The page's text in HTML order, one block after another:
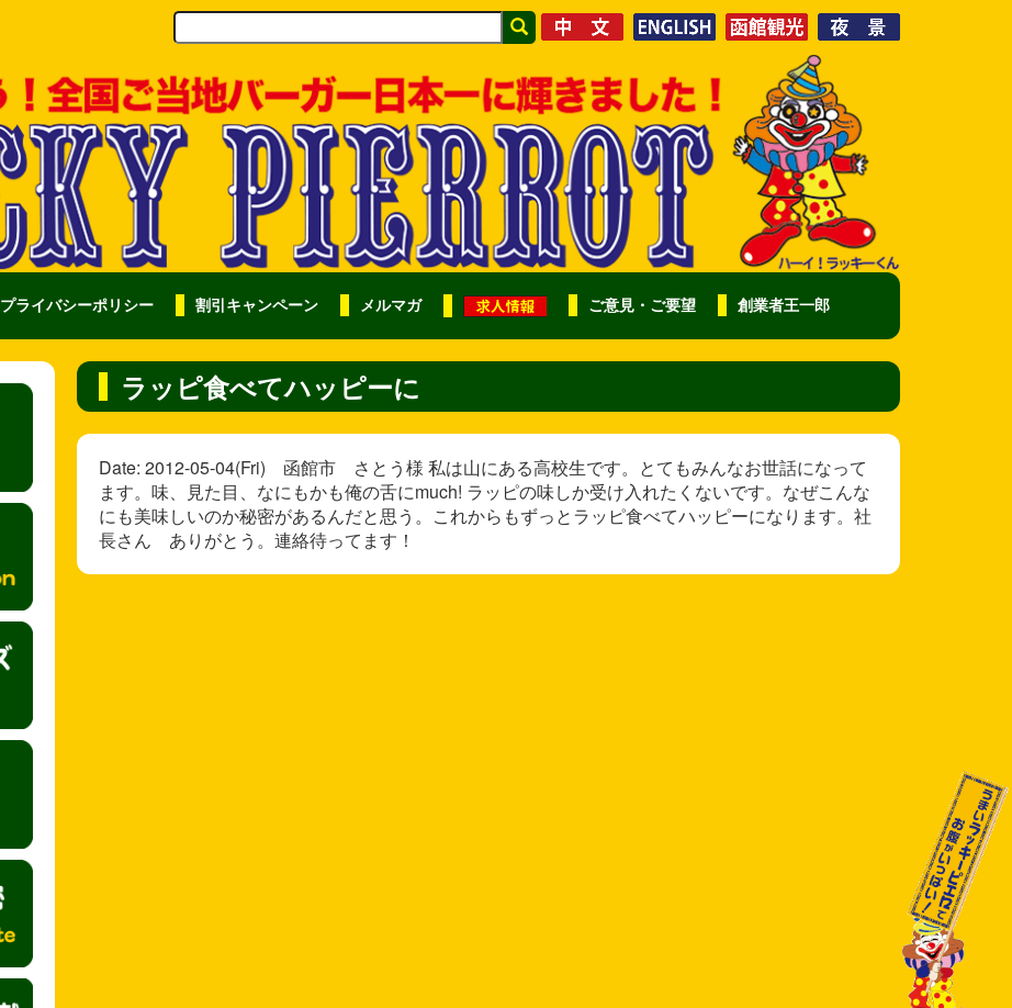
プライバシーポリシー 割引キャンペーン メルマガ ご意見・ご要望 創業者王一郎
ラッピ食べてハッピーに
Date: 2012-05-04(Fri) 函館市 さとう様 私は山にある高校生です。とてもみんなお世話になって
ます。味、見た目、なにもかも俺の舌にmuch! ラッピの味しか受け入れたくないです。なぜこんな
にも美味しいのか秘密があるんだと思う。これからもずっとラッピ食べてハッピーになります。社
長さん ありがとう。連絡待ってます！